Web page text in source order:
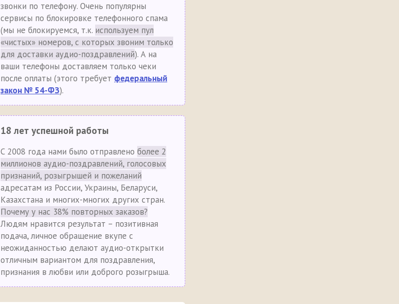
звонки по телефону. Очень популярны
сервисы по блокировке телефонного спама
(мы не блокируемся, т.к. используем пул
«чистых» номеров, с которых звоним только
для доставки аудио-поздравлений). А на
ваши телефоны доставляем только чеки
после оплаты (этого требует федеральный
закон № 54-ФЗ).
18 лет успешной работы
С 2008 года нами было отправлено более 2
миллионов аудио-поздравлений, голосовых
признаний, розыгрышей и пожеланий
адресатам из России, Украины, Беларуси,
Казахстана и многих-многих других стран.
Почему у нас 38% повторных заказов?
Людям нравится результат – позитивная
подача, личное обращение вкупе с
неожиданностью делают аудио-открытки
отличным вариантом для поздравления,
признания в любви или доброго розыгрыша.